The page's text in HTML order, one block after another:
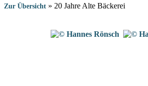
Zur Übersicht » 20 Jahre Alte Bäckerei